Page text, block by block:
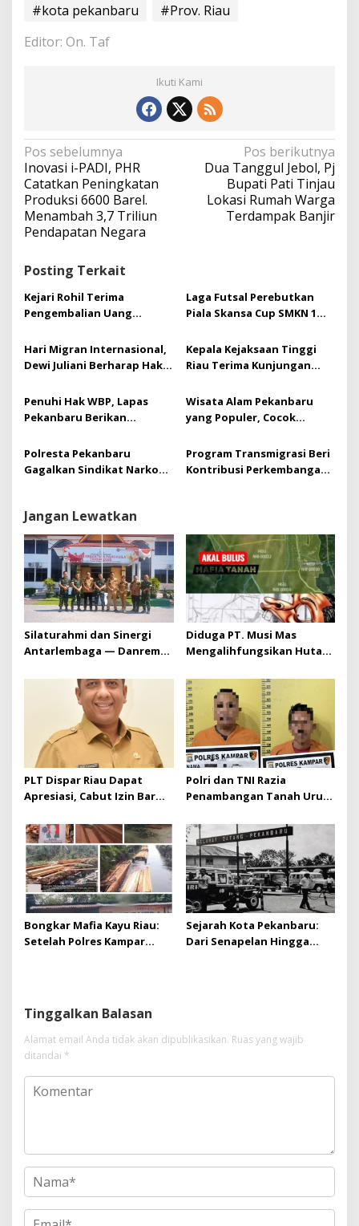
#kota pekanbaru
#Prov. Riau
Editor: On. Taf
Ikuti Kami
N
a
v
i
g
a
s
p
s
Pos sebelumnya
Inovasi i-PADI, PHR
Catatkan Peningkatan
Produksi 6600 Barel.
Menambah 3,7 Triliun
Pendapatan Negara
Pos berikutnya
Dua Tanggul Jebol, Pj
Bupati Pati Tinjau
Lokasi Rumah Warga
Terdampak Banjir
Posting Terkait
Kejari Rohil Terima
Pengembalian Uang
Kasus Korupsi ADK
Laga Futsal Perebutkan
Piala Skansa Cup SMKN 1
Turnamen futsal Se Riau
Hari Migran Internasional,
Dewi Juliani Berharap Hak
Dilindungi dan Dihormati
Kepala Kejaksaan Tinggi
Riau Terima Kunjungan
Silaturrahmi Pimpinan PT.
Bumi Siak Pusako (BSP)
Penuhi Hak WBP, Lapas
Pekanbaru Berikan
Kepada 12 Orang WBP
Wisata Alam Pekanbaru
yang Populer, Cocok
Akhir Tahun
Polresta Pekanbaru
Gagalkan Sindikat Narkoba
Program Transmigrasi Beri
Kontribusi Perkembangan
Jangan Lewatkan
Silaturahmi dan Sinergi
Antarlembaga — Danrem
Kejaksaan Negeri Kuansing
Diduga PT. Musi Mas
Mengalihfungsikan Hutan
diduga melebihi batas izin
yang diizinkan
PLT Dispar Riau Dapat
Apresiasi, Cabut Izin Bar
Pro-Rakyat
Polri dan TNI Razia
Penambangan Tanah Urug,
Bongkar Mafia Kayu Riau:
Setelah Polres Kampar
Sejarah Kota Pekanbaru:
Dari Senapelan Hingga
Tinggalkan Balasan
Alamat email Anda tidak akan dipublikasikan. Ruas yang wajib
ditandai *